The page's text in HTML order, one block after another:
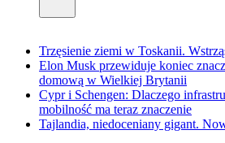
Trzęsienie ziemi w Toskanii.
Elon Musk przewiduje koniec
domową w Wielkiej Brytanii
Cypr i Schengen: Dlaczego
mobilność ma teraz znaczenie
Tajlandia, niedoceniany gigant.